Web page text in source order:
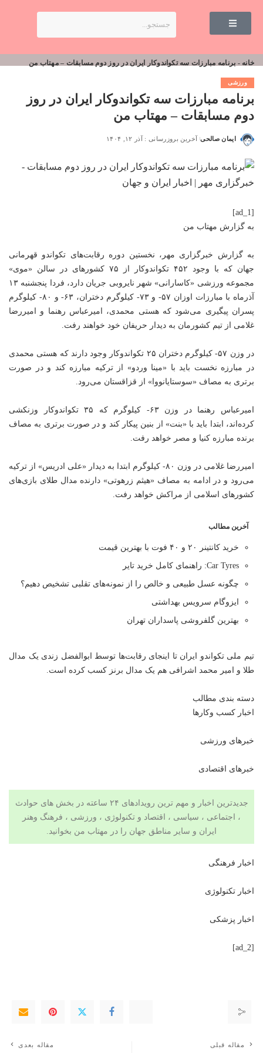
خانه - برنامه مبارزات سه تکواندوکار ایران در روز دوم مسابقات – مهتاب من
ورزشی
برنامه مبارزات سه تکواندوکار ایران در روز
دوم مسابقات – مهتاب من
ایمان صالحی آخرین بروزرسانی : آذر ۱۲, ۱۴۰۴
[ad_1]
به گزارش مهتاب من
به گزارش خبرگزاری مهر، نخستین دوره رقابت‌های تکواندو قهرمانی
جهان که با وجود ۴۵۲ تکواندوکار از ۷۵ کشورهای در سالن «موی»
مجموعه ورزشی
«کاسارانی» شهر نایروبی جریان دارد، فردا پنجشنبه ۱۳
آذرماه با مبارزات اوزان ۵۷- و ۷۳- کیلوگرم دختران، ۶۳- و ۸۰- کیلوگرم
پسران پیگیری می‌شود که هستی محمدی، امیرعباس رهنما و امیررضا
غلامی از تیم کشورمان به دیدار حریفان خود خواهند رفت.
در وزن ۵۷- کیلوگرم دختران ۲۵ تکواندوکار وجود دارند که هستی محمدی
در مبارزه نخست باید با «مینا وردو» از ترکیه مبارزه کند و در صورت
برتری به مصاف «سوستایانووا» از قزاقستان می‌رود.
امیرعباس رهنما در وزن ۶۳- کیلوگرم که ۳۵ تکواندوکار وزنکشی
کرده‌اند، ابتدا باید با «بنت» از بنین پیکار کند و در صورت برتری به مصاف
برنده مبارزه کنیا و مصر خواهد رفت.
امیررضا غلامی در وزن ۸۰- کیلوگرم ابتدا به دیدار «علی ادریس» از ترکیه
می‌رود و در ادامه به مصاف «هیثم زرهوتی» دارنده مدال طلای بازی‌های
کشورهای اسلامی از مراکش خواهد رفت.
آخرین مطالب
خرید کانتینر ۲۰ و ۴۰ فوت با بهترین قیمت
Car Tyres: راهنمای کامل خرید تایر
چگونه عسل طبیعی و خالص را از نمونه‌های تقلبی تشخیص دهیم؟
ایزوگام سرویس بهداشتی
بهترین گلفروشی پاسداران تهران
تیم ملی تکواندو ایران تا اینجای رقابت‌ها توسط ابوالفضل زندی یک مدال
طلا و امیر محمد اشرافی هم یک مدال برنز کسب کرده است.
دسته بندی مطالب
اخبار کسب وکارها
خبرهای ورزشی
خبرهای اقتصادی
جدیدترین اخبار و مهم ترین رویدادهای ۲۴ ساعته در بخش های حوادث
، اجتماعی ، سیاسی ، اقتصاد و تکنولوژی ، ورزشی ، فرهنگ وهنر
ایران و سایر مناطق جهان را در مهتاب من بخوانید.
اخبار فرهنگی
اخبار تکنولوژی
اخبار پزشکی
[ad_2]
مقاله قبلی مقاله بعدی